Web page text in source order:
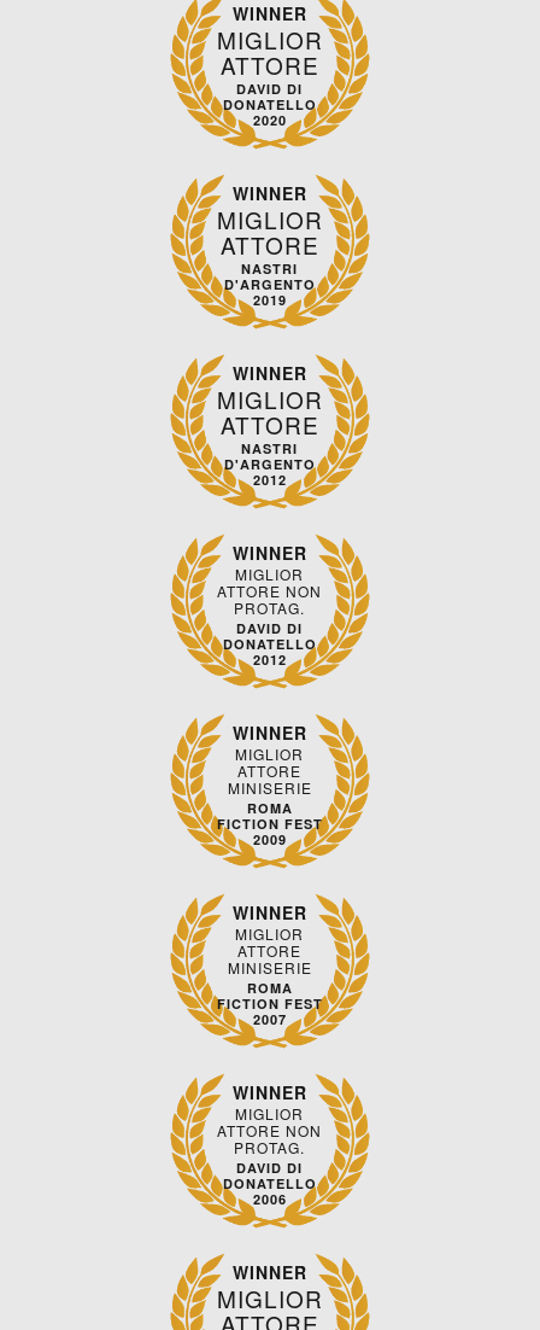
WINNER
MIGLIOR
ATTORE
DAVID DI
DONATELLO
2020
WINNER
MIGLIOR
ATTORE
NASTRI
D'ARGENTO
2019
WINNER
MIGLIOR
ATTORE
NASTRI
D'ARGENTO
2012
WINNER
MIGLIOR
ATTORE NON
PROTAG.
DAVID DI
DONATELLO
2012
WINNER
MIGLIOR
ATTORE
MINISERIE
ROMA
FICTION FEST
2009
WINNER
MIGLIOR
ATTORE
MINISERIE
ROMA
FICTION FEST
2007
WINNER
MIGLIOR
ATTORE NON
PROTAG.
DAVID DI
DONATELLO
2006
WINNER
MIGLIOR